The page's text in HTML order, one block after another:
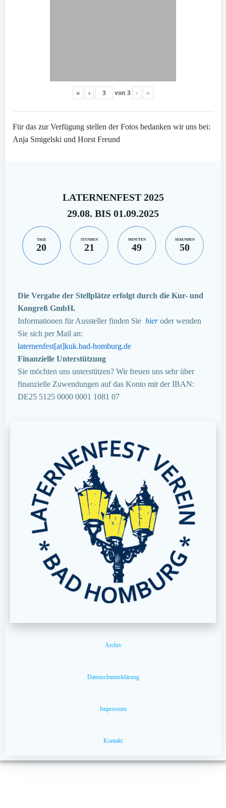
« ‹ von 3 › »
Für das zur Verfügung stellen der Fotos bedanken wir uns bei:
Anja Smigelski und Horst Freund
LATERNENFEST 2025
29.08. BIS 01.09.2025
TAGE
20
STUNDEN
21
MINUTEN
49
SEKUNDEN
49
Die Vergabe der Stellplätze erfolgt durch die Kur- und
Kongreß GmbH.
Informationen für Aussteller finden Sie hieroder wenden
Sie sich per Mail an:
laternenfest[at]kuk.bad-homburg.de
Finanzielle Unterstützung
Sie möchten uns unterstützen? Wir freuen uns sehr über
finanzielle Zuwendungen auf das Konto mit der IBAN:
DE25 5125 0000 0001 1081 07
Archiv
Datenschutzerklärung
Impressum
Kontakt